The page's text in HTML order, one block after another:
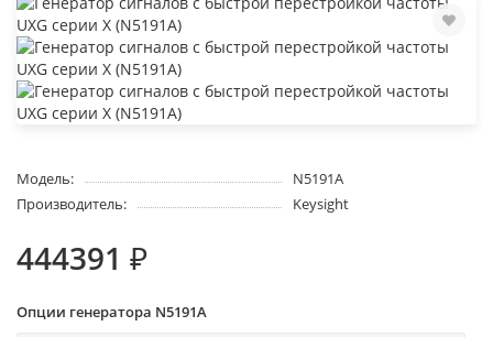
Модель:
N5191A
Производитель:
Keysight
444391 ₽
Опции генератора N5191A